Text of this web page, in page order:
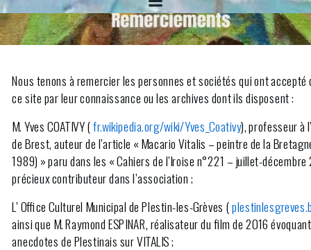
Nous tenons à remercier les personnes et sociétés qui ont accepté
ce site par leur connaissance ou les archives dont ils disposent :
M.Yves COATIVY(fr.wikipedia.org/wiki/Yves_Coativy), professeur à
de Brest, auteur de l’article « Macario Vitalis – peintre de la
1989) » paru dans les « Cahiers de l’Iroise n°221 – juillet-
précieux contributeur dans l’association ;
L’ Office Culturel Municipal de Plestin-les-Grèves (
ainsi que M.Raymond ESPINAR, réalisateur du film de 2016
anecdotes de Plestinais sur VITALIS ;